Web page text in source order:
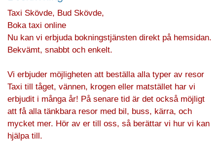
Taxi Skövde, Bud Skövde,
Boka taxi online
Nu kan vi erbjuda bokningstjänsten direkt på hemsidan.
Bekvämt, snabbt och enkelt.
Vi erbjuder möjligheten att beställa alla typer av resor
Taxi till tåget, vännen, krogen eller matstället har vi
erbjudit i många år! På senare tid är det också möjligt
att få alla tänkbara resor med bil, buss, kärra, och
mycket mer. Hör av er till oss, så berättar vi hur vi kan
hjälpa till.